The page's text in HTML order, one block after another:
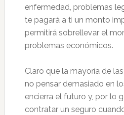
enfermedad, problemas
te pagará a ti un monto
permitirá sobrellevar el
problemas económicos.
Claro que la mayoría de
no pensar demasiado en
encierra el futuro y, por lo
contratar un seguro